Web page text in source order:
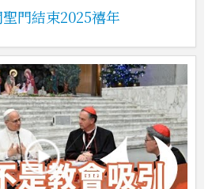
門結束2025禧年